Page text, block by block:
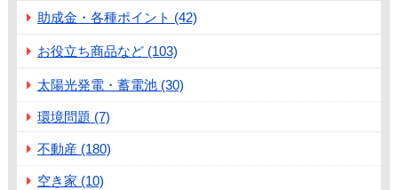
助成金・各種ポイント (42)
お役立ち商品など (103)
太陽光発電・蓄電池 (30)
環境問題 (7)
不動産 (180)
空き家 (10)